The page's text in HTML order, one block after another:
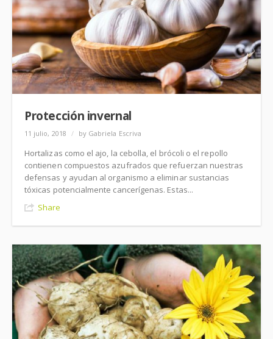
Protección invernal
11 julio, 2018 / by Gabriela Escriva
Hortalizas como el ajo, la cebolla, el brócoli o el repollo
contienen compuestos azufrados que refuerzan nuestras
defensas y ayudan al organismo a eliminar sustancias
tóxicas potencialmente cancerígenas. Estas...
Share